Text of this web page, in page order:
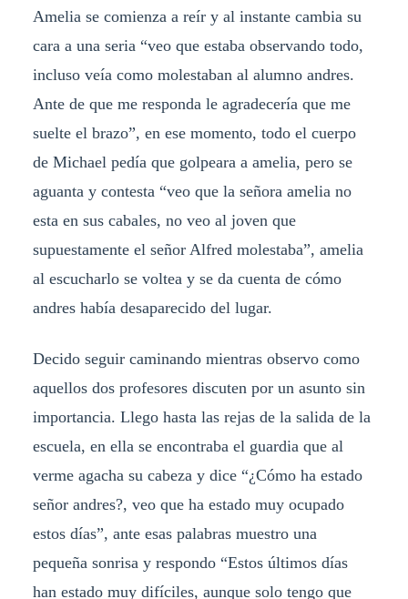
Amelia se comienza a reír y al instante cambia su
cara a una seria “veo que estaba observando todo,
incluso veía como molestaban al alumno andres.
Ante de que me responda le agradecería que me
suelte el brazo”, en ese momento, todo el cuerpo
de Michael pedía que golpeara a amelia, pero se
aguanta y contesta “veo que la señora amelia no
esta en sus cabales, no veo al joven que
supuestamente el señor Alfred molestaba”, amelia
al escucharlo se voltea y se da cuenta de cómo
andres había desaparecido del lugar.
Decido seguir caminando mientras observo como
aquellos dos profesores discuten por un asunto sin
importancia. Llego hasta las rejas de la salida de la
escuela, en ella se encontraba el guardia que al
verme agacha su cabeza y dice “¿Cómo ha estado
señor andres?, veo que ha estado muy ocupado
estos días”, ante esas palabras muestro una
pequeña sonrisa y respondo “Estos últimos días
han estado muy difíciles, aunque solo tengo que